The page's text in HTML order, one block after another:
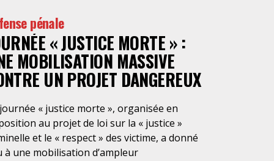
», « l’état d’alerte de sécurité
» (article 21 du projet de loi), afin de
en phase d’économie de guerre… sans
et de pouvoir déroger tant à la
des pouvoirs qu’aux règles de droit
de déclarer cet état d’alerte en
des ministres soit parce qu’il estimerait
la France serait menacée ou en vertu
internationaux engageant la France à
pénale
« JUSTICE MORTE » :
MOBILISATION MASSIVE
UN PROJET DANGEREUX
« justice morte », organisée en
au projet de loi sur la « justice »
et le « respect » des victime, a donné
à une mobilisation d’ampleur